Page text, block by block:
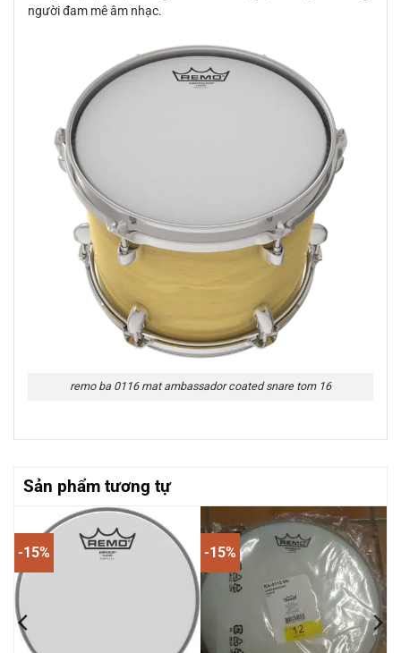
người đam mê âm nhạc.
remo ba 0116 mat ambassador coated snare tom 16
Sản phẩm tương tự
-15% -15%